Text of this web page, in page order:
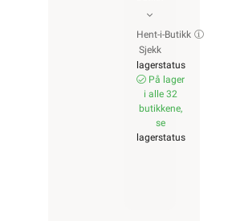
Hent-i-Butikk
Sjekk
lagerstatus
På lager
i alle 32
butikkene,
se
lagerstatus